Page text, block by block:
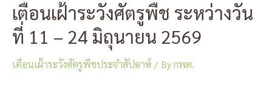
เตือนเฝ้าระวังศัตรูพืช ระหว่างวัน
ที่ 11 – 24 มิถุนายน 2569
เตือนเฝ้าระวังศัตรูพืชประจำสัปดาห์ / Byกพต.